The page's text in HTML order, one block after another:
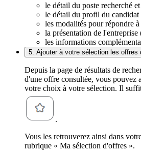
le détail du poste recherché
le détail du profil du candidat
les modalités pour répondre
la présentation de l'entreprise
les informations
5. Ajouter à votre sélection les offres
Depuis la page de résultats de
d'une offre consultée, vous pouvez
votre choix à votre sélection. Il
.
Vous les retrouverez ainsi dans
rubrique « Ma sélection d'offres ».